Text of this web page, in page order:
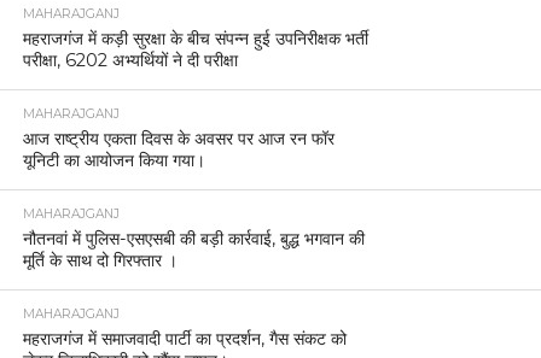
MAHARAJGANJ
महराजगंज में कड़ी सुरक्षा के बीच संपन्न हुई उपनिरीक्षक भर्ती
परीक्षा, 6202 अभ्यर्थियों ने दी परीक्षा
MAHARAJGANJ
आज राष्ट्रीय एकता दिवस के अवसर पर आज रन फॉर
यूनिटी का आयोजन किया गया।
MAHARAJGANJ
नौतनवां में पुलिस-एसएसबी की बड़ी कार्रवाई, बुद्ध भगवान की
मूर्ति के साथ दो गिरफ्तार ।
MAHARAJGANJ
महराजगंज में समाजवादी पार्टी का प्रदर्शन, गैस संकट को